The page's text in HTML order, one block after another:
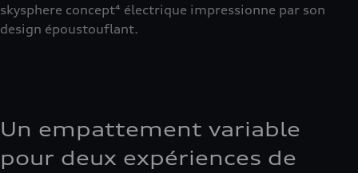
skysphere concept⁴ électrique impressionne par son
design époustouflant.
Un empattement variable
pour deux expériences de